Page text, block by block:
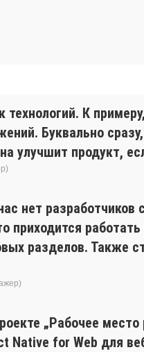
технологий. К
Буквально
улучшит продукт,
нет
приходится
разделов. Также
„Рабочее
Native for Web для